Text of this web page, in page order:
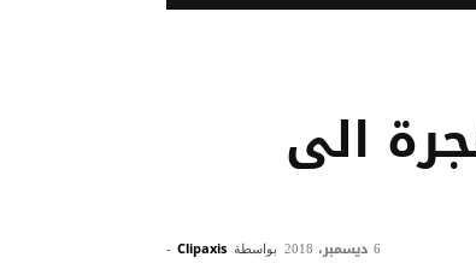
الى
بواسطة Clipaxis
- 6 ديسمبر، 2018